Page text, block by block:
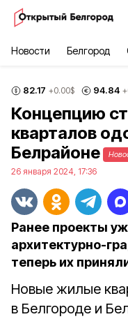
Новости Белгород
82.17 +0.00$ 94.84
Концепцию
кварталов
Белрайоне
26 января 2024, 17:36
Ранее проекты
архитектурно-
теперь их
Новые жилые
в Белгороде и